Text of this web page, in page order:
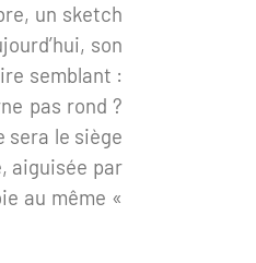
un sketch
son
semblant :
pas rond ?
sera le siège
aiguisée par
au même «